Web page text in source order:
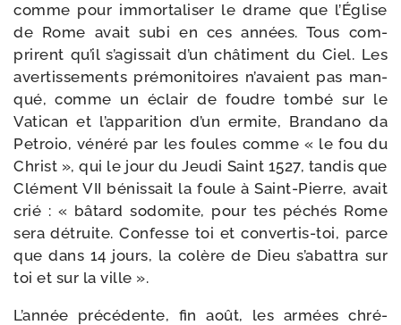
comme pour immor­ta­li­ser le drame que l’Église
de Rome avait subi en ces années. Tous com­
prirent qu’il s’a­gis­sait d’un châ­ti­ment du Ciel. Les
aver­tis­se­ments pré­mo­ni­toires n’avaient pas man­
qué, comme un éclair de foudre tom­bé sur le
Vatican et l’ap­pa­ri­tion d’un ermite, Brandano da
Petroio, véné­ré par les foules comme « le fou du
Christ », qui le jour du Jeudi Saint 1527, tan­dis que
Clément VII bénis­sait la foule à Saint-​Pierre, avait
crié : « bâtard sodo­mite, pour tes péchés Rome
sera détruite. Confesse toi et convertis-​toi, parce
que dans 14 jours, la colère de Dieu s’a­bat­tra sur
toi et sur la ville ».
L’année pré­cé­dente, fin août, les armées chré­